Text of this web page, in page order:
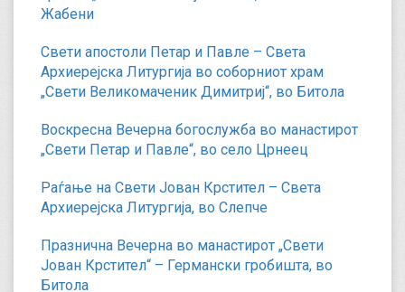
Жабени
Свети апостоли Петар и Павле – Света
Архиерејска Литургија во соборниот храм
„Свети Великомаченик Димитриј“, во Битола
Воскресна Вечерна богослужба во манастирот
„Свети Петар и Павле“, во село Црнеец
Раѓање на Свети Јован Крстител – Света
Архиерејска Литургија, во Слепче
Празнична Вечерна во манастирот „Свети
Јован Крстител“ – Германски гробишта, во
Битола